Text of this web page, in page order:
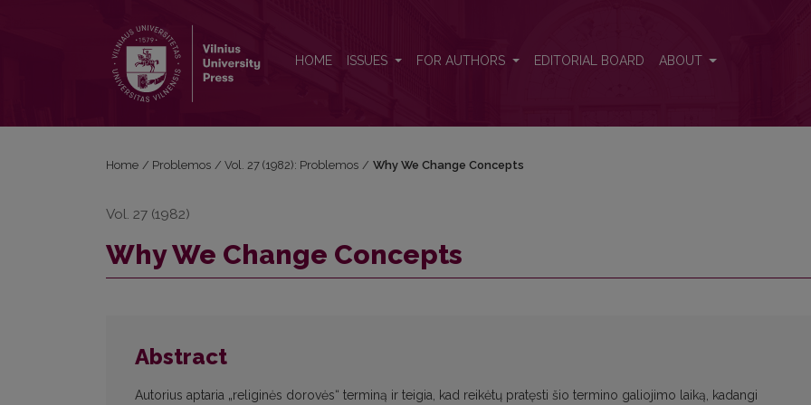
HOME ISSUES FOR AUTHORS EDITORIAL BOARD ABOUT
Home / Problemos / Vol. 27 (1982): Problemos / Why We Change Concepts
Vol. 27 (1982)
Why We Change Concepts
Abstract
Autorius aptaria „religinės dorovės“ terminą ir teigia, kad reikėtų pratęsti šio termino galiojimo laiką, kadangi